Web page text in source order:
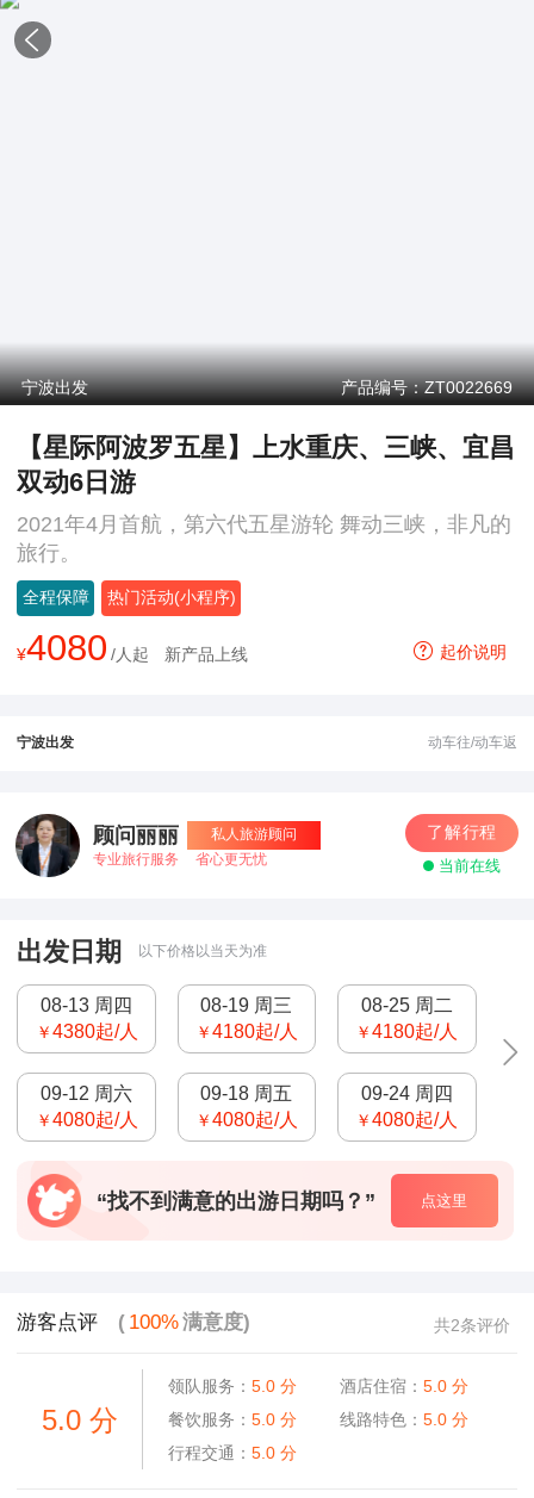
宁波出发 产品编号：ZT0022669
【星际阿波罗五星】上水重庆、三峡、宜昌
双动6日游
2021年4月首航，第六代五星游轮 舞动三峡，非凡的
旅行。
全程保障 热门活动(小程序)
¥4080 /人起 新产品上线 起价说明
宁波出发 动车往/动车返
顾问丽丽
私人旅游顾问
专业旅行服务
省心更无忧
了解行程
当前在线
出发日期 以下价格以当天为准
08-13 周四
￥4380起/人
08-19 周三
￥4180起/人
08-25 周二
￥4180起/人
09-12 周六
￥4080起/人
09-18 周五
￥4080起/人
09-24 周四
￥4080起/人
“找不到满意的出游日期吗？” 点这里
游客点评 ( 100%满意度) 共2条评价
5.0分
领队服务：5.0 分 酒店住宿：5.0 分
餐饮服务：5.0 分 线路特色：5.0 分
行程交通：5.0 分